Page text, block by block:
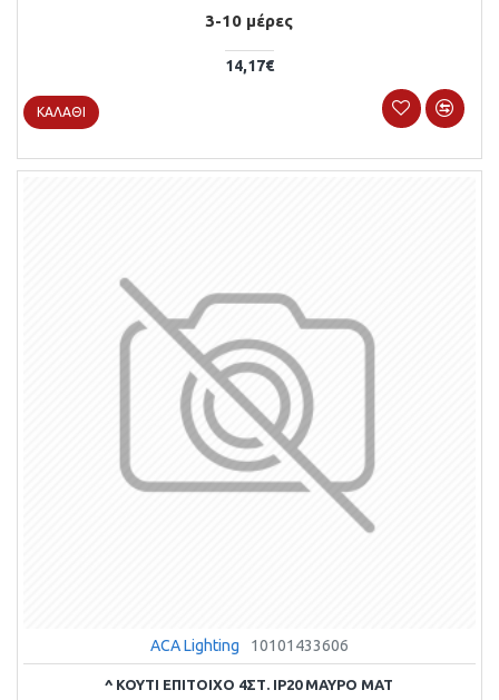
3-10 μέρες
14,17€
ΚΑΛΆΘΙ
ACA Lighting 10101433606
^ ΚΟΥΤΙ ΕΠΙΤΟΙΧΟ 4ΣΤ. IP20 ΜΑΥΡΟ ΜΑΤ